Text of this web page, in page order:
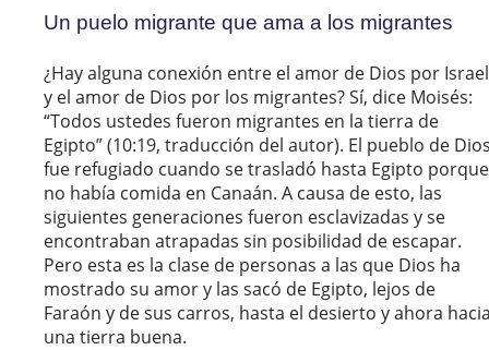
Un puelo migrante que ama a los migrantes
¿Hay alguna conexión entre el amor de Dios por Israel
y el amor de Dios por los migrantes? Sí, dice Moisés:
“Todos ustedes fueron migrantes en la tierra de
Egipto” (10:19, traducción del autor). El pueblo de
fue refugiado cuando se trasladó hasta Egipto porque
no había comida en Canaán. A causa de esto, las
siguientes generaciones fueron esclavizadas y se
encontraban atrapadas sin posibilidad de escapar.
Pero esta es la clase de personas a las que Dios ha
mostrado su amor y las sacó de Egipto, lejos de
Faraón y de sus carros, hasta el desierto y ahora
una tierra buena.